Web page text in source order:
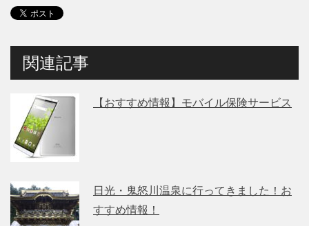
関連記事
【おすすめ情報】モバイル保険サービス
日光・鬼怒川温泉に行ってきました！お
すすめ情報！